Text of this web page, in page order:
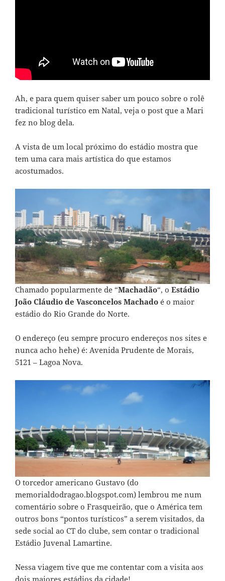
Ah, e para quem quiser saber um pouco sobre o rolê
tradicional turístico em Natal, veja o post que a Mari
fez no blog dela.
A vista de um local próximo do estádio mostra que
tem uma cara mais artística do que estamos
acostumados.
Chamado popularmente de “Machadão“, o Estádio
João Cláudio de Vasconcelos Machado é o maior
estádio do Rio Grande do Norte.
O endereço (eu sempre procuro endereços nos sites e
nunca acho hehe) é: Avenida Prudente de Morais,
5121 – Lagoa Nova.
O torcedor americano Gustavo (do
memorialdodragao.blogspot.com) lembrou me num
comentário sobre o Frasqueirão, que o América tem
outros bons “pontos turísticos” a serem visitados, da
sede social ao CT do clube, sem contar o tradicional
Estádio Juvenal Lamartine.
Nessa viagem tive que me contentar com a visita aos